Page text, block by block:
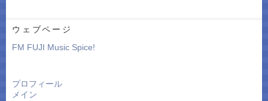
ウェブページ
FM FUJI Music Spice!
プロフィール
メイン